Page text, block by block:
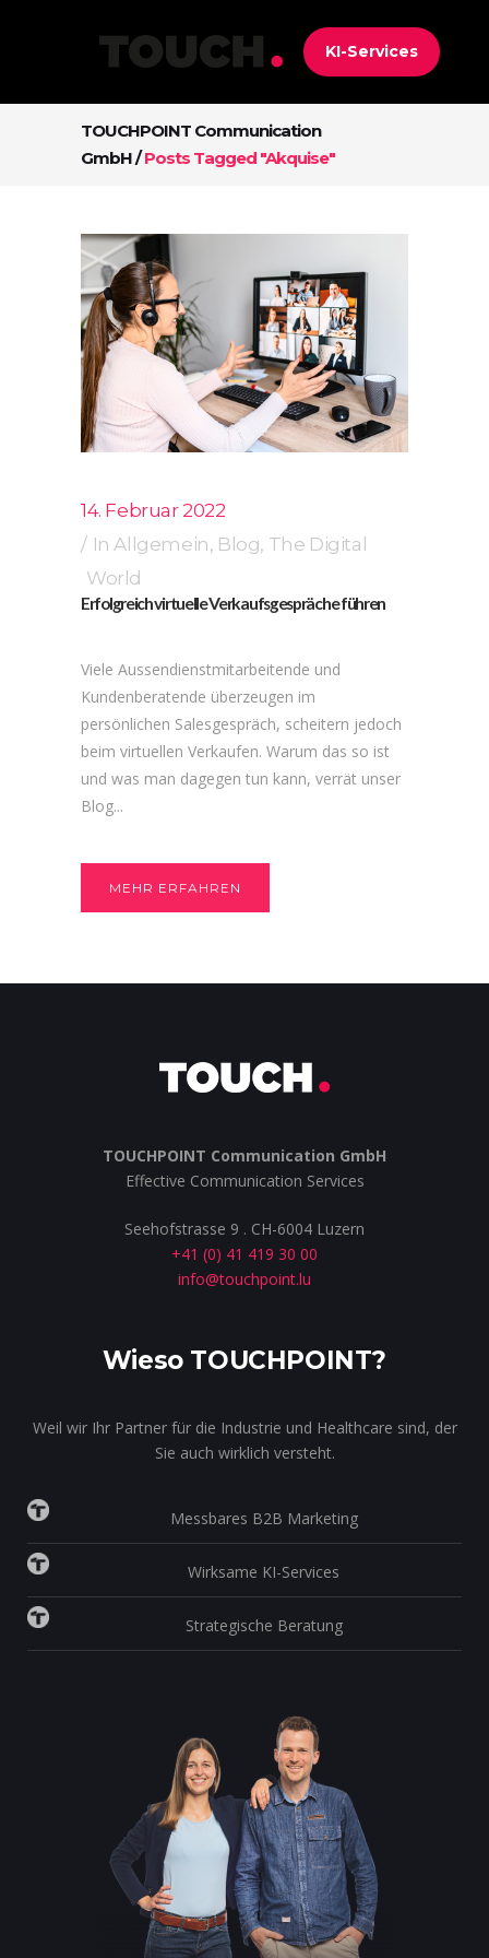
KI-Services
TOUCHPOINT Communication
GmbH/Posts Tagged "Akquise"
14. Februar 2022
In Allgemein, Blog, The Digital
World
Erfolgreich virtuelle Verkaufsgespräche führen
Viele Aussendienstmitarbeitende und
Kundenberatende überzeugen im
persönlichen Salesgespräch, scheitern jedoch
beim virtuellen Verkaufen. Warum das so ist
und was man dagegen tun kann, verrät unser
Blog...
MEHR ERFAHREN
TOUCHPOINT Communication GmbH
Effective Communication Services
Seehofstrasse 9 . CH-6004 Luzern
+41 (0) 41 419 30 00
info@touchpoint.lu
Wieso TOUCHPOINT?
Weil wir Ihr Partner für die Industrie und Healthcare sind, der
Sie auch wirklich versteht.
Messbares B2B Marketing
Wirksame KI-Services
Strategische Beratung